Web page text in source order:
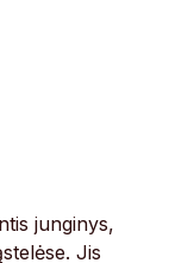
junginys,
Jis